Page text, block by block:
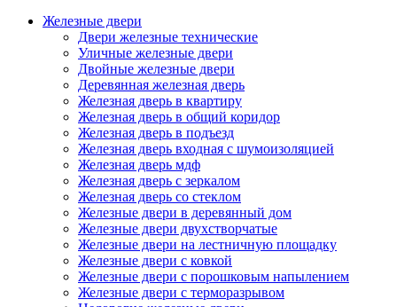
Железные двери
Двери железные технические
Уличные железные двери
Двойные железные двери
Деревянная железная дверь
Железная дверь в квартиру
Железная дверь в общий коридор
Железная дверь в подъезд
Железная дверь входная с шумоизоляцией
Железная дверь мдф
Железная дверь с зеркалом
Железная дверь со стеклом
Железные двери в деревянный дом
Железные двери двухстворчатые
Железные двери на лестничную площадку
Железные двери с ковкой
Железные двери с порошковым напылением
Железные двери с терморазрывом